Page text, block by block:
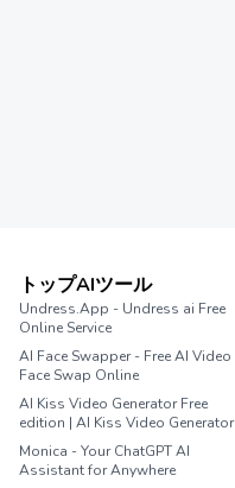
トップAIツール
Undress.App - Undress ai Free
Online Service
AI Face Swapper - Free AI Video
Face Swap Online
AI Kiss Video Generator Free
edition | AI Kiss Video Generator
Monica - Your ChatGPT AI
Assistant for Anywhere